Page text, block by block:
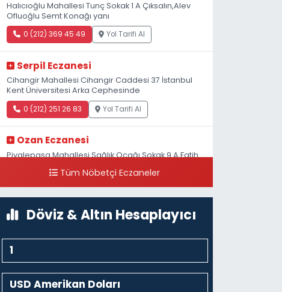
Halıcıoğlu Mahallesi Tunç Sokak 1 A Çıksalın,Alev
Ofluoğlu Semt Konağı yanı
0 (212) 369 45 49 Yol Tarifi Al
Serpil Eczanesi
Cihangir Mahallesi Cihangir Caddesi 37 İstanbul
Kent Üniversitesi Arka Cephesinde
0 (212) 251 26 83 Yol Tarifi Al
Ozan Eczanesi
Piyalepaşa Mahallesi Sağlık Ocağı Sokak 9 A Fatih
Tüm Nöbetçi Eczaneler
Döviz & Altın Hesaplayıcı